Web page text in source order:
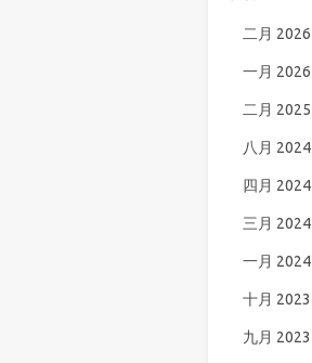
二月 2026
一月 2026
二月 2025
八月 2024
四月 2024
三月 2024
一月 2024
十月 2023
九月 2023